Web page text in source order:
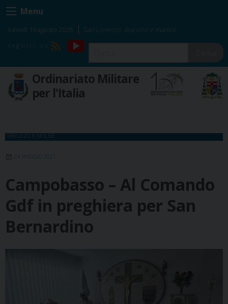
Skip
to
content
Menu
lunedì 10 agosto 2026 San Lorenzo, diacono e martire
RSS
YouTube
Ordinariato Militare
per l'Italia
ABRUZZO E MOLISE
24 MAGGIO 2021
Campobasso – Al Comando
Gdf in preghiera per San
Bernardino